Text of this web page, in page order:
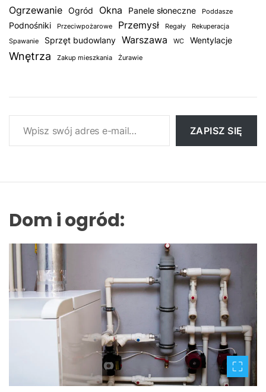
Ogrzewanie Ogród Okna Panele słoneczne Poddasze
Podnośniki Przeciwpożarowe Przemysł Regały
Rekuperacja
Spawanie
Sprzęt budowlany Warszawa WC Wentylacje
Wnętrza Zakup mieszkania Żurawie
Wpisz swój adres e-mail…
ZAPISZ SIĘ
Dom i ogród: